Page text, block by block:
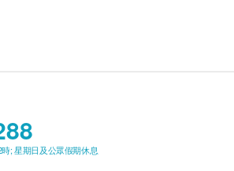
不設更改已訂購的計劃，轉讓給第
。
網購health.ESDlife保留最後決定
; 星期日及公眾假期休息